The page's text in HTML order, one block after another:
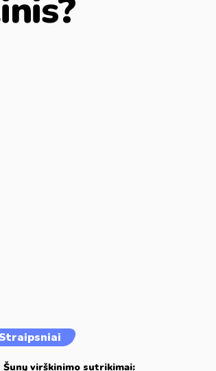
Šunų virškinimo sutrikimai: